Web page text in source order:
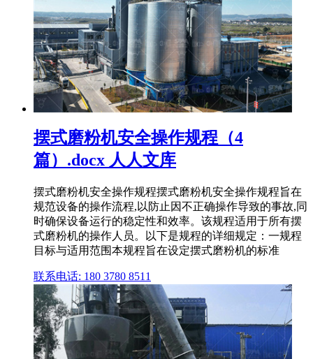
摆式磨粉机安全操作规程（4
篇）.docx 人人文库
摆式磨粉机安全操作规程摆式磨粉机安全操作规程旨在
规范设备的操作流程,以防止因不正确操作导致的事故,同
时确保设备运行的稳定性和效率。该规程适用于所有摆
式磨粉机的操作人员。以下是规程的详细规定：一规程
目标与适用范围本规程旨在设定摆式磨粉机的标准
联系电话: 180 3780 8511